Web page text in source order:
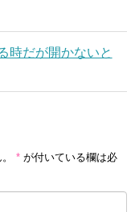
時だが開かないと
* が付いている欄は必